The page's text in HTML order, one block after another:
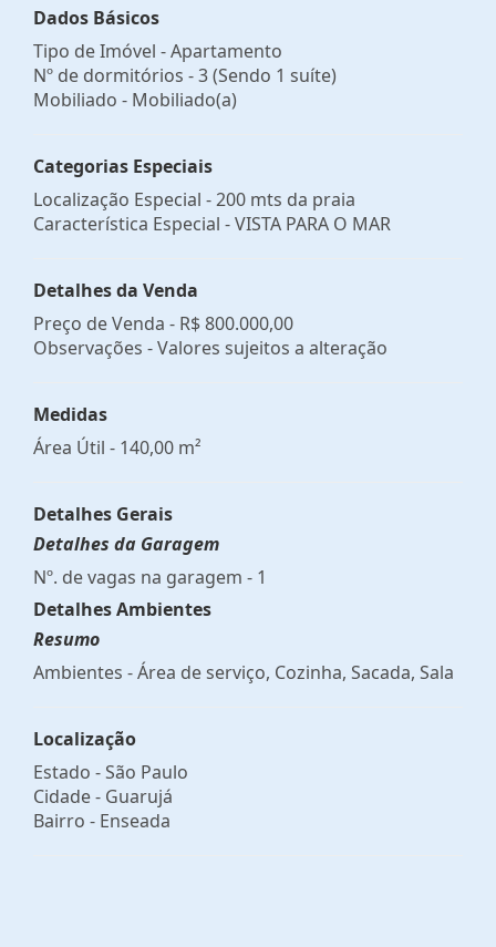
Dados Básicos
Tipo de Imóvel - Apartamento
Nº de dormitórios - 3 (Sendo 1 suíte)
Mobiliado - Mobiliado(a)
Categorias Especiais
Localização Especial - 200 mts da praia
Característica Especial - VISTA PARA O MAR
Detalhes da Venda
Preço de Venda - R$ 800.000,00
Observações - Valores sujeitos a alteração
Medidas
Área Útil - 140,00 m²
Detalhes Gerais
Detalhes da Garagem
Nº. de vagas na garagem - 1
Detalhes Ambientes
Resumo
Ambientes - Área de serviço, Cozinha, Sacada, Sala
Localização
Estado -São Paulo
Cidade - Guarujá
Bairro - Enseada